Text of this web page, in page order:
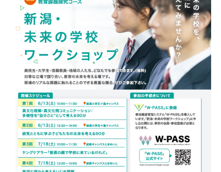
受験生の皆様
学内の皆様
卒業生の皆様
サイトマップ
お問い合わせ
プライバシーポリシー
新潟大学 教職大学院
養護教諭特別別科 創立記念写真集
塩野文庫